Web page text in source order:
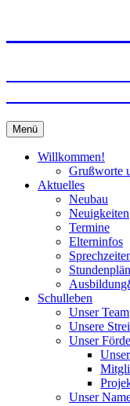
Menü
Willkommen!
Grußworte
Aktuelles
Neubau
Neuigkeiten
Termine
Elterninfos
Schulleben
Unser Team
Unsere
Unser
Unser